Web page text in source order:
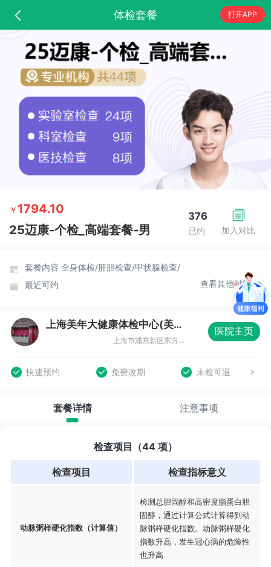
体检套餐 打开APP
加入对比
376
已约
￥ 1794.10
25迈康-个检_高端套餐-男
套餐内容 全身体检/肝胆检查/甲状腺检查/
最近可约
查看其他时间
上海美年大健康体检中心(美东分院)
上海市浦东新区东方路836号齐鲁大厦3楼整层
医院主页
快速预约 免费改期 未检可退
套餐详情 注意事项
检查项目（44 项）
检查项目 检查指标意义
动脉粥样硬化指数（计算值）
检测总胆固醇和高密度脂蛋白胆
固醇，通过计算公式计算得到动
脉粥样硬化指数。动脉粥样硬化
指数升高，发生冠心病的危险性
也升高